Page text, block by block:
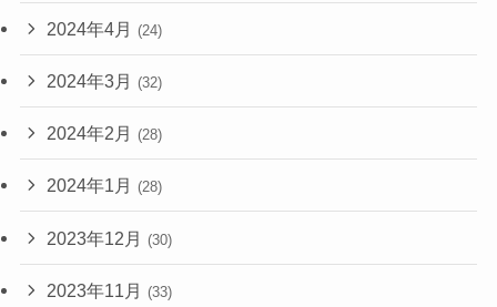
2024年4月 (24)
2024年3月 (32)
2024年2月 (28)
2024年1月 (28)
2023年12月 (30)
2023年11月 (33)